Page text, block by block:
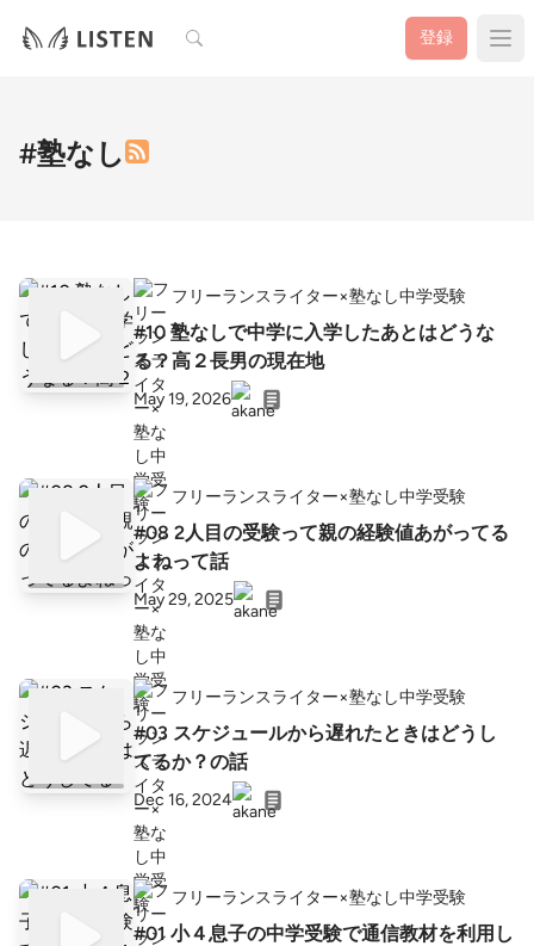
検索 登録
#塾なし
フリーランスライター×塾なし中学受験
#10 塾なしで中学に入学したあとはどうな
る？高２長男の現在地
May 19, 2026
フリーランスライター×塾なし中学受験
#08 2人目の受験って親の経験値あがってる
よねって話
May 29, 2025
フリーランスライター×塾なし中学受験
#03 スケジュールから遅れたときはどうし
てるか？の話
Dec 16, 2024
フリーランスライター×塾なし中学受験
#01 小４息子の中学受験で通信教材を利用し